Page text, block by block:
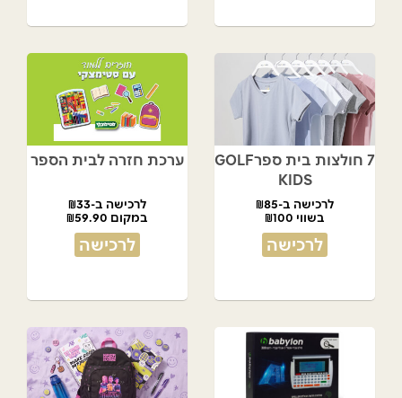
7 חולצות בית ספרGOLF
KIDS
לרכישה ב-₪85
בשווי ₪100
לרכישה
ערכת חזרה לבית הספר
לרכישה ב-₪33
במקום ₪59.90
לרכישה